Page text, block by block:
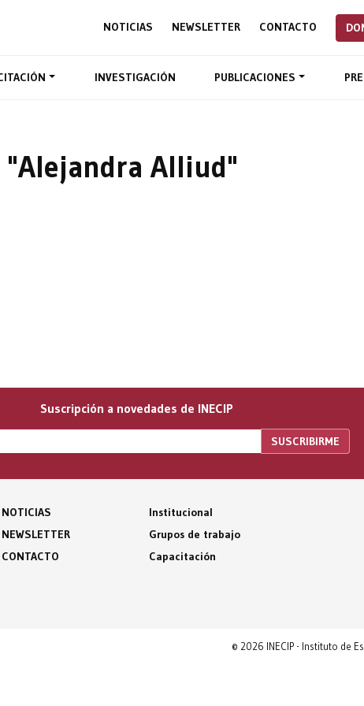
NOTICIAS NEWSLETTER CONTACTO
INVESTIGACIÓN PUBLICACIONES
Alliud"
Suscripción a novedades de INECIP
NOTICIAS
NEWSLETTER
CONTACTO
Institucional
Grupos de trabajo
Capacitación
© 2026 INECIP - Instituto de